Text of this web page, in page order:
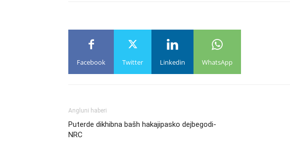
Facebook Twitter Linkedin WhatsApp
Angluni haberi
Puterde dikhibna bašh hakajipasko dejbegodi-
NRC